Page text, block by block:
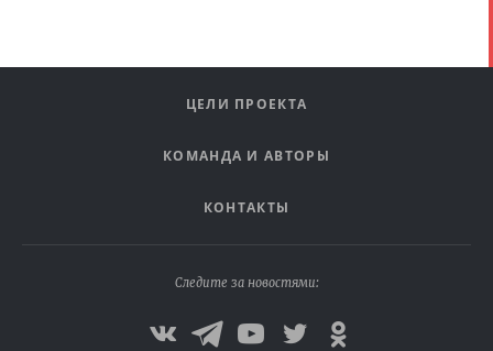
ЦЕЛИ ПРОЕКТА
КОМАНДА И АВТОРЫ
КОНТАКТЫ
Следите за новостями: